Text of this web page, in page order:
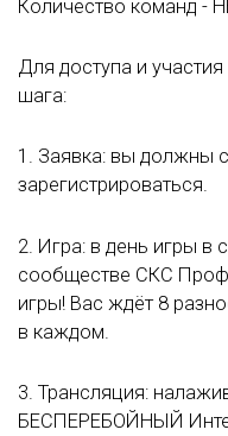
Количество команд -
Для доступа и
шага:
1. Заявка: вы должны
зарегистрироваться.
2. Игра: в день игры в
сообществе СКС
игры! Вас ждёт 8
в каждом.
3. Трансляция:
БЕСПЕРЕБОЙНЫЙ